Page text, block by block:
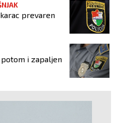
prevaren
potom i zapaljen